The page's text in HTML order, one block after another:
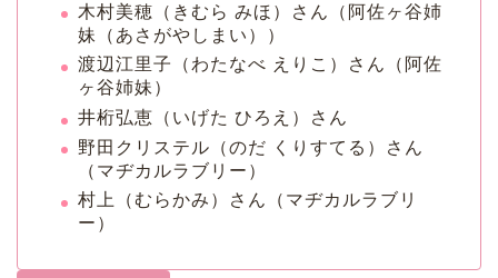
木村美穂（きむら みほ）さん（阿佐ヶ谷姉
妹（あさがやしまい））
渡辺江里子（わたなべ えりこ）さん（阿佐
ヶ谷姉妹）
井桁弘恵（いげた ひろえ）さん
野田クリステル（のだ くりすてる）さん
（マヂカルラブリー）
村上（むらかみ）さん（マヂカルラブリ
ー）